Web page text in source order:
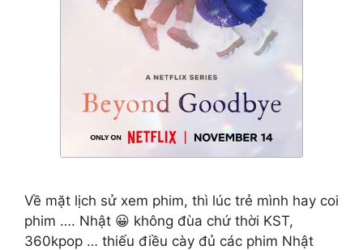
Về mặt lịch sử xem phim, thì lúc trẻ mình hay coi
phim …. Nhật 😀 không đùa chứ thời KST,
360kpop … thiếu điều cày đủ các phim Nhật